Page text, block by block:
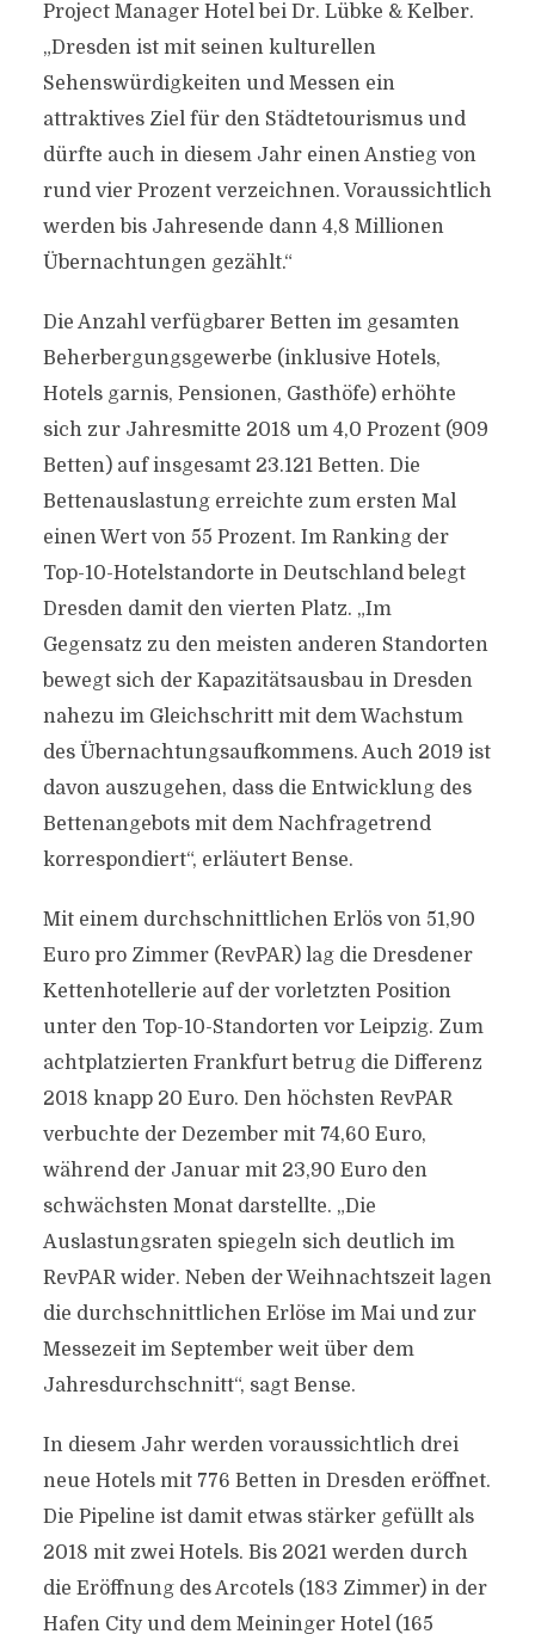
Project Manager Hotel bei Dr. Lübke & Kelber.
„Dresden ist mit seinen kulturellen
Sehenswürdigkeiten und Messen ein
attraktives Ziel für den Städtetourismus und
dürfte auch in diesem Jahr einen Anstieg von
rund vier Prozent verzeichnen. Voraussichtlich
werden bis Jahresende dann 4,8 Millionen
Übernachtungen gezählt.“
Die Anzahl verfügbarer Betten im gesamten
Beherbergungsgewerbe (inklusive Hotels,
Hotels garnis, Pensionen, Gasthöfe) erhöhte
sich zur Jahresmitte 2018 um 4,0 Prozent (909
Betten) auf insgesamt 23.121 Betten. Die
Bettenauslastung erreichte zum ersten Mal
einen Wert von 55 Prozent. Im Ranking der
Top-10-Hotelstandorte in Deutschland belegt
Dresden damit den vierten Platz. „Im
Gegensatz zu den meisten anderen Standorten
bewegt sich der Kapazitätsausbau in Dresden
nahezu im Gleichschritt mit dem Wachstum
des Übernachtungsaufkommens. Auch 2019 ist
davon auszugehen, dass die Entwicklung des
Bettenangebots mit dem Nachfragetrend
korrespondiert“, erläutert Bense.
Mit einem durchschnittlichen Erlös von 51,90
Euro pro Zimmer (RevPAR) lag die Dresdener
Kettenhotellerie auf der vorletzten Position
unter den Top-10-Standorten vor Leipzig. Zum
achtplatzierten Frankfurt betrug die Differenz
2018 knapp 20 Euro. Den höchsten RevPAR
verbuchte der Dezember mit 74,60 Euro,
während der Januar mit 23,90 Euro den
schwächsten Monat darstellte. „Die
Auslastungsraten spiegeln sich deutlich im
RevPAR wider. Neben der Weihnachtszeit lagen
die durchschnittlichen Erlöse im Mai und zur
Messezeit im September weit über dem
Jahresdurchschnitt“, sagt Bense.
In diesem Jahr werden voraussichtlich drei
neue Hotels mit 776 Betten in Dresden eröffnet.
Die Pipeline ist damit etwas stärker gefüllt als
2018 mit zwei Hotels. Bis 2021 werden durch
die Eröffnung des Arcotels (183 Zimmer) in der
Hafen City und dem Meininger Hotel (165